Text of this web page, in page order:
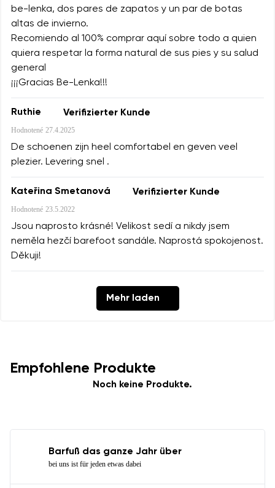
be-lenka, dos pares de zapatos y un par de botas
altas de invierno.
Recomiendo al 100% comprar aquí sobre todo a quien
quiera respetar la forma natural de sus pies y su salud
general
¡¡¡Gracias Be-Lenka!!!
Ruthie Verifizierter Kunde
Hodnotené 27.4.2025
De schoenen zijn heel comfortabel en geven veel
plezier. Levering snel .
Kateřina Smetanová Verifizierter Kunde
Hodnotené 23.5.2022
Jsou naprosto krásné! Velikost sedí a nikdy jsem
neměla hezčí barefoot sandále. Naprostá spokojenost.
Děkuji!
Mehr laden
Empfohlene Produkte
Noch keine Produkte.
Barfuß das ganze Jahr über
bei uns ist für jeden etwas dabei